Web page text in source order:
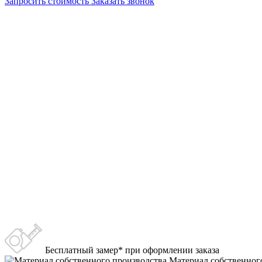
Бесплатный замер* при оформлении заказа